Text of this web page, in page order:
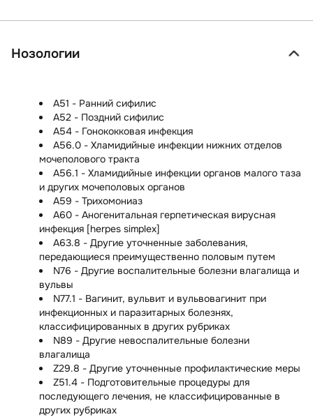
Нозологии
A51 - Ранний сифилис
A52 - Поздний сифилис
A54 - Гонококковая инфекция
A56.0 - Хламидийные инфекции нижних отделов
мочеполового тракта
A56.1 - Хламидийные инфекции органов малого таза
и других мочеполовых органов
A59 - Трихомониаз
A60 - Аногенитальная герпетическая вирусная
инфекция [herpes simplex]
A63.8 - Другие уточненные заболевания,
передающиеся преимущественно половым путем
N76 - Другие воспалительные болезни влагалища и
вульвы
N77.1 - Вагинит, вульвит и вульвовагинит при
инфекционных и паразитарных болезнях,
классифицированных в других рубриках
N89 - Другие невоспалительные болезни
влагалища
Z29.8 - Другие уточненные профилактические меры
Z51.4 - Подготовительные процедуры для
последующего лечения, не классифицированные в
других рубриках